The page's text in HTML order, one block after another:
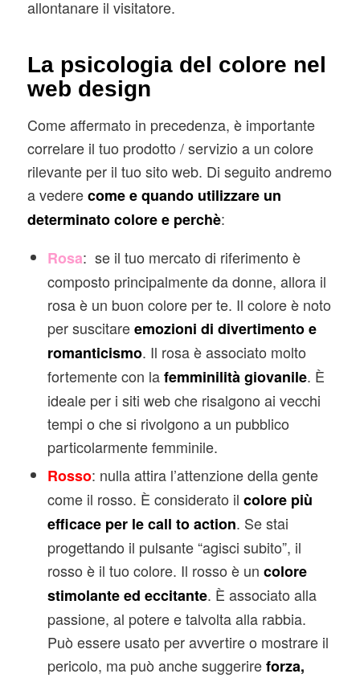
allontanare il visitatore.
La psicologia del colore nel
web design
Come affermato in precedenza, è importante
correlare il tuo prodotto / servizio a un colore
rilevante per il tuo sito web. Di seguito andremo
a vederecome e quando utilizzare un
determinato colore e perchè:
Rosa: se il tuo mercato di riferimento è
composto principalmente da donne, allora il
rosa è un buon colore per te. Il colore è noto
per suscitareemozioni di divertimento e
romanticismo. Il rosa è associato molto
fortemente con lafemminilità giovanile. È
ideale per i siti web che risalgono ai vecchi
tempi o che si rivolgono a un pubblico
particolarmente femminile.
Rosso: nulla attira l’attenzione della gente
come il rosso. È considerato il colore più
efficace per le call to action. Se stai
progettando il pulsante “agisci subito”, il
rosso è il tuo colore. Il rosso è un colore
stimolante ed eccitante. È associato alla
passione, al potere e talvolta alla rabbia.
Può essere usato per avvertire o mostrare il
pericolo, ma può anche suggerireforza,